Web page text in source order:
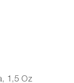
1,5 Oz